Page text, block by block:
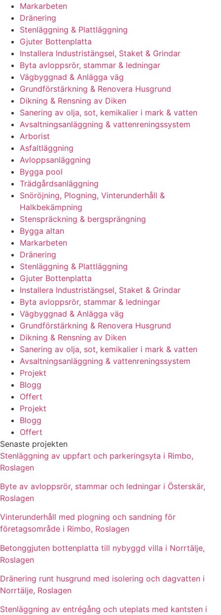
Markarbeten
Dränering
Stenläggning & Plattläggning
Gjuter Bottenplatta
Installera Industristängsel, Staket & Grindar
Byta avloppsrör, stammar & ledningar
Vägbyggnad & Anlägga väg
Grundförstärkning & Renovera Husgrund
Dikning & Rensning av Diken
Sanering av olja, sot, kemikalier i mark & vatten
Avsaltningsanläggning & vattenreningssystem
Arborist
Asfaltläggning
Avloppsanläggning
Bygga pool
Trädgårdsanläggning
Snöröjning, Plogning, Vinterunderhåll &
Halkbekämpning
Stenspräckning & bergsprängning
Bygga altan
Markarbeten
Dränering
Stenläggning & Plattläggning
Gjuter Bottenplatta
Installera Industristängsel, Staket & Grindar
Byta avloppsrör, stammar & ledningar
Vägbyggnad & Anlägga väg
Grundförstärkning & Renovera Husgrund
Dikning & Rensning av Diken
Sanering av olja, sot, kemikalier i mark & vatten
Avsaltningsanläggning & vattenreningssystem
Projekt
Blogg
Offert
Projekt
Blogg
Offert
Senaste projekten
Stenläggning av uppfart och parkeringsyta i Rimbo,
Roslagen
Byte av avloppsrör, stammar och ledningar i Österskär,
Roslagen
Vinterunderhåll med plogning och sandning för
företagsområde i Rimbo, Roslagen
Betonggjuten bottenplatta till nybyggd villa i Norrtälje,
Roslagen
Dränering runt husgrund med isolering och dagvatten i
Norrtälje, Roslagen
Stenläggning av entrégång och uteplats med kantsten i